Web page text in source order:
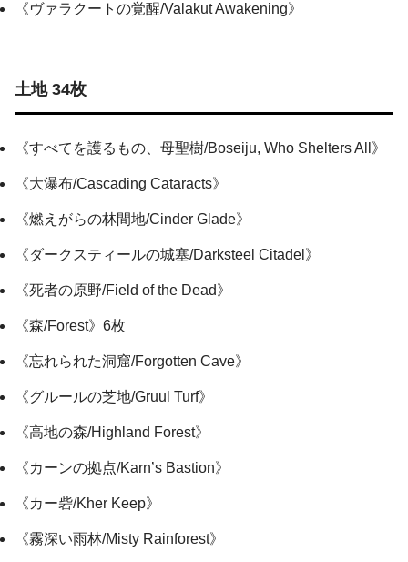
《ヴァラクートの覚醒/Valakut Awakening》
土地 34枚
《すべてを護るもの、母聖樹/Boseiju, Who Shelters All》
《大瀑布/Cascading Cataracts》
《燃えがらの林間地/Cinder Glade》
《ダークスティールの城塞/Darksteel Citadel》
《死者の原野/Field of the Dead》
《森/Forest》6枚
《忘れられた洞窟/Forgotten Cave》
《グルールの芝地/Gruul Turf》
《高地の森/Highland Forest》
《カーンの拠点/Karn’s Bastion》
《カー砦/Kher Keep》
《霧深い雨林/Misty Rainforest》